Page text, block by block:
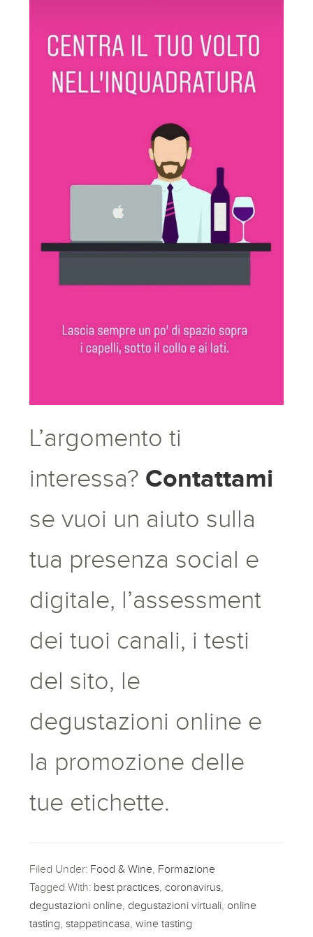
L’argomento ti
interessa? Contattami
se vuoi un aiuto sulla
tua presenza social e
digitale, l’assessment
dei tuoi canali, i testi
del sito, le
degustazioni online e
la promozione delle
tue etichette.
Filed Under: Food & Wine Formazione
Tagged With: best practices coronavirus
degustazioni online degustazioni virtuali online
tasting ,stappatincasa ,wine tasting